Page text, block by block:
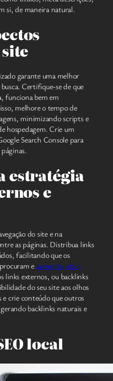
si, de maneira natural.
garante uma melhor
Certifique-se de que
funciona bem em
melhore o tempo de
minimizando scripts e
hospedagem. Crie um
Search Console para
estratégia
e
do site e na
as páginas. Distribua links
facilitando que os
e aumentando o
links externos, ou backlinks
do seu site aos olhos
e crie conteúdo que outros
backlinks naturais e
local